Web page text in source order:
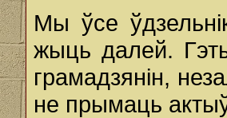
Мы ўсе
жыць далей.
грамадзянін,
не прымаць